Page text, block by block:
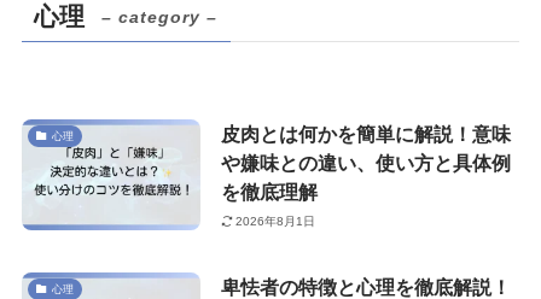
心理 – category –
心理
皮肉とは何かを簡単に解説！意味
や嫌味との違い、使い方と具体例
を徹底理解
2026年8月1日
心理
卑怯者の特徴と心理を徹底解説！